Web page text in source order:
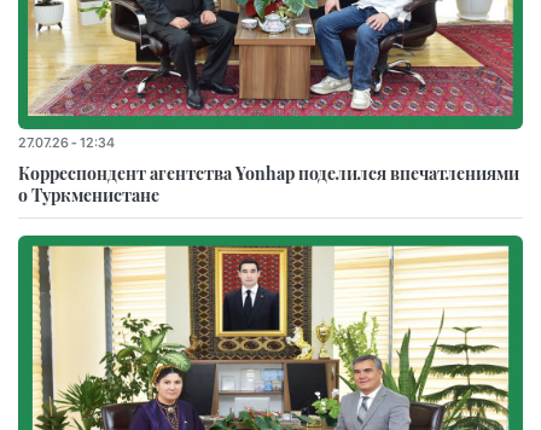
27.07.26 - 12:34
Корреспондент агентства Yonhap поделился впечатлениями
о Туркменистане